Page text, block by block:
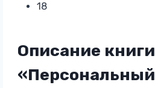
18
Описание книги
«Персональный